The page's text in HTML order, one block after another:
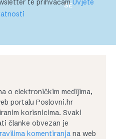
SE
te prihvaćamUvjete
o elektroničkim medijima,
portalu Poslovni.hr
korisnicima. Svaki
članke obvezan je
komentiranja na web